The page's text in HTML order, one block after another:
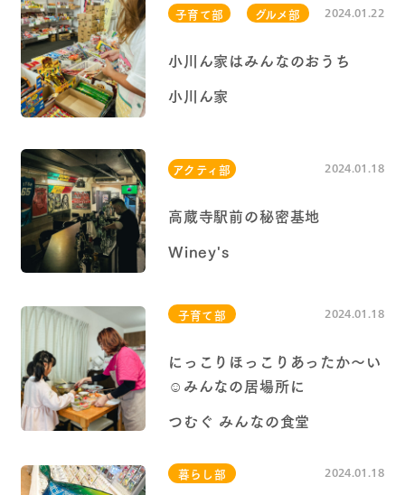
子育て部 グルメ部 2024.01.22
小川ん家はみんなのおうち
小川ん家
アクティ部 2024.01.18
高蔵寺駅前の秘密基地
Winey's
子育て部 2024.01.18
にっこりほっこりあったか〜い
☺︎みんなの居場所に
つむぐ みんなの食堂
暮らし部 2024.01.18